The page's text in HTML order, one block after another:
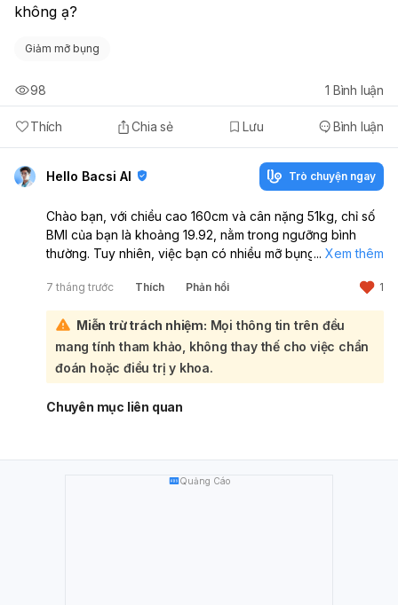
không ạ?
Giảm mỡ bụng
Thích Chia sẻ Lưu Bình luận
98 1 Bình luận
Hello Bacsi AI Trò chuyện ngay
Chào bạn, với chiều cao 160cm và cân nặng 51kg, chỉ số
BMI của bạn là khoảng 19.92, nằm trong ngưỡng bình
thường. Tuy nhiên, việc bạn có nhiều mỡ bụng và đùi, tự
Dáng người skinny fat, tức là có BMI bình thường nhưng tỷ
lệ mỡ cao, đặc biệt ở vùng bụng và đùi, tiềm ẩn nhiều
nguy cơ sức khỏe. Mỡ nội tạng tích tụ có thể dẫn đến các
bệnh tim mạch, ung thư và suy giảm trí nhớ. Để cải thiện
tình trạng này, bạn nên:
Chế độ dinh dưỡng khoa học:Bổ sung đủ protein,
hạn chế thực phẩm không lành mạnh, đặc biệt là đồ
hiệu quả hơn.
Ưu tiên các bài tập tăng cơ thay vì
... Xem thêm
7 tháng trước Thích Phản hồi 1
Miễn trừ trách nhiệm: Mọi thông tin trên đều
mang tính tham khảo, không thay thế cho việc chẩn
đoán hoặc điều trị y khoa.
Chuyên mục liên quan
Quảng Cáo